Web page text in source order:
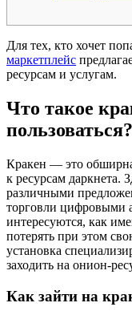
Для тех, кто хочет
маркетплейс
ресурсам и услугам.
Что такое
пользоваться?
Кракен — это
к ресурсам даркнета.
различными
торговли цифровыми
интересуются, как
потерять при этом
установка
заходить на онион-
Как зайти на